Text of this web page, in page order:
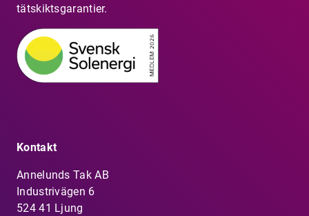
tätskiktsgarantier.
Kontakt
Annelunds Tak AB
Industrivägen 6
524 41 Ljung